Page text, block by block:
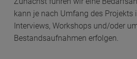
kann je nach Umfang des Projekts
Interviews, Workshops und/oder
Bestandsaufnahmen erfolgen.